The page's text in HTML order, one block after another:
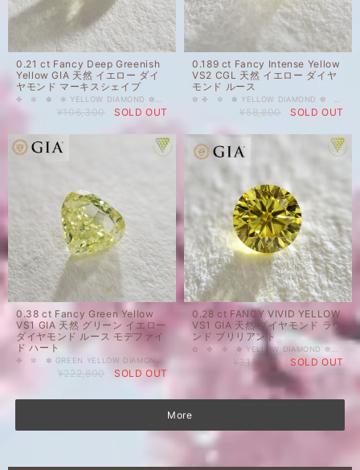
0.21 ct Fancy Deep Greenish
Yellow GIA 天然 イエロー ダイ
ヤモンド マーキスシェイプ
¥106,300 SOLD OUT
0.189 ct Fancy Intense Yellow
VS2 CGL 天然 イエロー ダイヤ
モンド ルース
¥58,800 SOLD OUT
0.38 ct Fancy Green Yellow
VS1 GIA 天然 グリーン イエロー
ダイヤモンド ルース モデファイ
ド ハート
¥222,800 SOLD OUT
0.28 ct FANCY VIVID YELLOW
VS1 GIA 天然 ダイヤモンド ラウ
ンド ブリリアント
¥318,000 SOLD OUT
More